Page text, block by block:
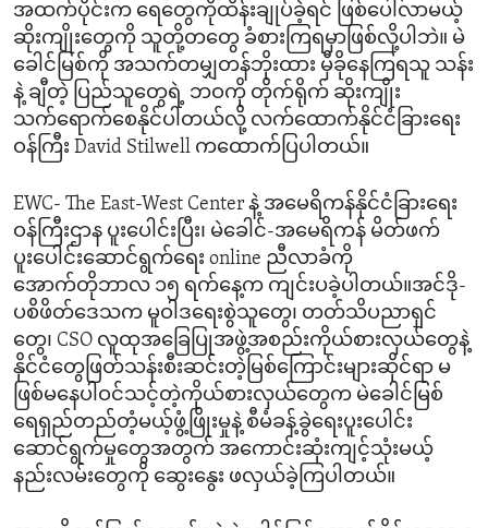
အထက်ပိုင်းက ရေတွေကိုထိန်းချုပ်ခဲ့ရင် ဖြစ်ပေါ်လာမယ့်
ဆိုးကျိုးတွေကို သူတို့တတွေ ခံစားကြရမှာဖြစ်လို့ပါဘဲ။ မဲ
ခေါင်မြစ်ကို အသက်တမျှတန်ဘိုးထား မှီခိုနေကြရသူ သန်း
နဲ့ ချီတဲ့ ပြည်သူတွေရဲ့ ဘဝကို တိုက်ရိုက် ဆိုးကျိုး
သက်ရောက်စေနိုင်ပါတယ်လို့ လက်ထောက်နိုင်ငံခြားရေး
ဝန်ကြီး David Stilwell ကထောက်ပြပါတယ်။
EWC- The East-West Center နဲ့ အမေရိကန်နိုင်ငံခြားရေး
ဝန်ကြီးဌာန ပူးပေါင်းပြီး၊ မဲခေါင်-အမေရိကန် မိတ်ဖက်
ပူးပေါင်းဆောင်ရွက်ရေး online ညီလာခံကို
အောက်တိုဘာလ ၁၅ ရက်နေ့က ကျင်းပခဲ့ပါတယ်။အင်ဒို-
ပစိဖိတ်ဒေသက မူဝါဒရေးစွဲသူတွေ၊ တတ်သိပညာရှင်
တွေ၊ CSO လူထုအခြေပြုအဖွဲ့အစည်းကိုယ်စားလှယ်တွေနဲ့
နိုင်ငံတွေဖြတ်သန်းစီးဆင်းတဲ့မြစ်ကြောင်းများဆိုင်ရာ မ
ဖြစ်မနေပါဝင်သင့်တဲ့ကိုယ်စားလှယ်တွေက မဲခေါင်မြစ်
ရေရှည်တည်တံ့မယ့်ဖွံ့ဖြိုးမှုနဲ့ စီမံခန့်ခွဲရေးပူးပေါင်း
ဆောင်ရွက်မှုတွေအတွက် အကောင်းဆုံးကျင့်သုံးမယ့်
နည်းလမ်းတွေကို ဆွေးနွေး ဖလှယ်ခဲ့ကြပါတယ်။